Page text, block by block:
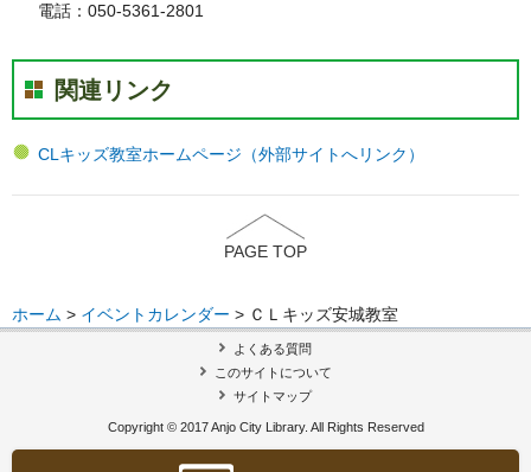
電話：050-5361-2801
関連リンク
CLキッズ教室ホームページ（外部サイトへリンク）
PAGE TOP
ホーム > イベントカレンダー > ＣＬキッズ安城教室
よくある質問
このサイトについて
サイトマップ
Copyright © 2017 Anjo City Library. All Rights Reserved